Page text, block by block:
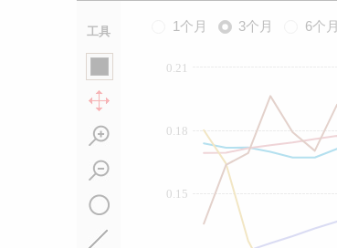
工具 1个月 3个月 6个月
0.15
0.18
0.21